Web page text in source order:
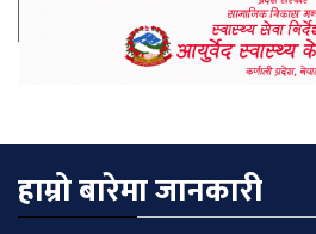
हाम्रो बारेमा जानकारी